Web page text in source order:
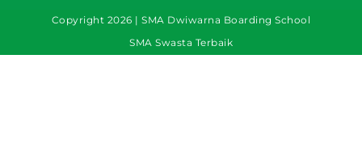
Copyright 2026 | SMA Dwiwarna Boarding School
SMA Swasta Terbaik